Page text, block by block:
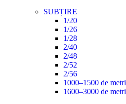
SUBȚIRE
1/20
1/26
1/28
2/40
2/48
2/52
2/56
1000–1500 de metri
1600–3000 de metri